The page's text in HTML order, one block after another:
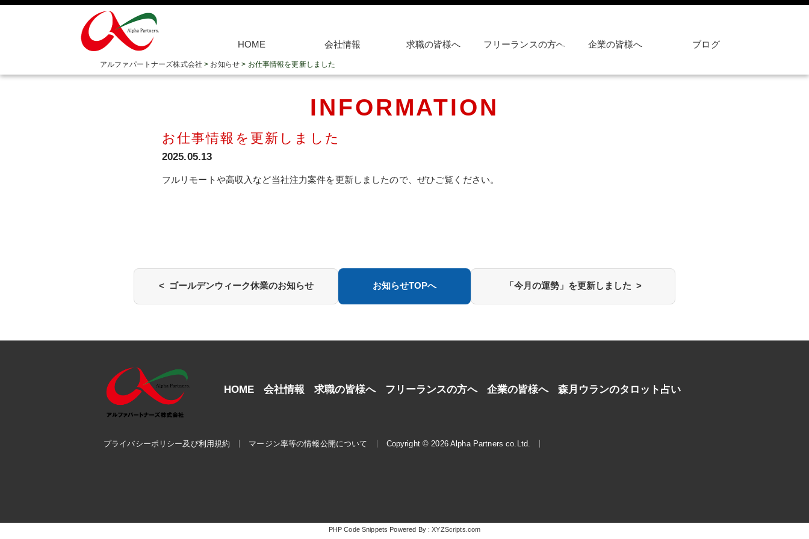
HOME 会社情報 求職の皆様へ フリーランスの方へ 企業の皆様へ ブログ
アルファパートナーズ株式会社 > お知らせ > お仕事情報を更新しました
INFORMATION
お仕事情報を更新しました
2025.05.13
フルリモートや高収入など当社注力案件を更新しましたので、ぜひご覧ください。
< ゴールデンウィーク休業のお知らせ お知らせTOPへ 「今月の運勢」を更新しました >
HOME 会社情報 求職の皆様へ フリーランスの方へ 企業の皆様へ 森月ウランのタロット占い
プライバシーポリシー及び利用規約 マージン率等の情報公開について Copyright © 2026 Alpha Partners co.Ltd.
PHP Code Snippets Powered By :XYZScripts.com